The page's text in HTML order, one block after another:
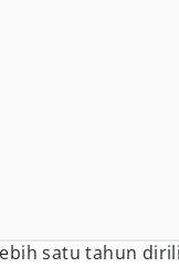
satu tahun